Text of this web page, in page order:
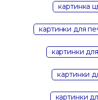
картинка
картинки для
картинки
картинки
картинки